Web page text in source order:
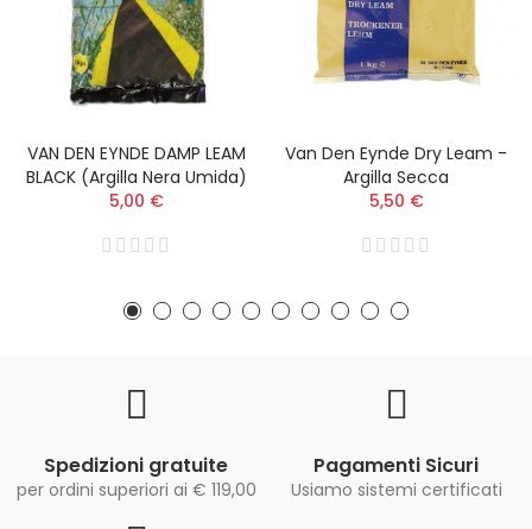
VAN DEN EYNDE DAMP LEAM
BLACK (argilla Nera Umida)
5,00 €
Van Den Eynde Dry Leam -
Argilla Secca
5,50 €
Spedizioni gratuite
per ordini superiori ai € 119,00
Pagamenti Sicuri
Usiamo sistemi certificati